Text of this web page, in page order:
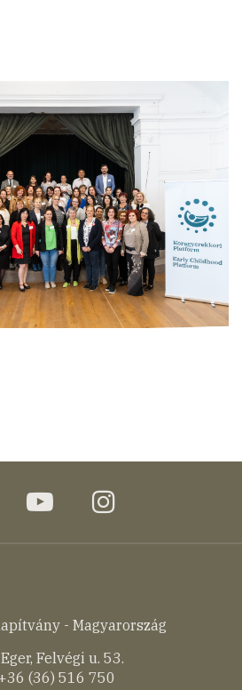
youtubeinstagram
- Magyarország
Felvégi u. 53.
(36) 516 750